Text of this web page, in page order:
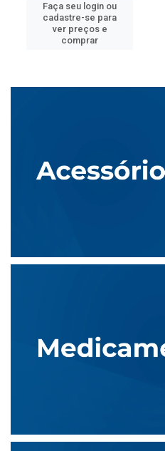
Faça seu login ou
cadastre-se para
ver preços e
comprar